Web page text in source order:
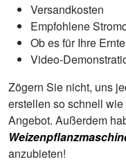
Versandkosten
Empfohlene
Ob es für Ihre
Video-
Zögern Sie nicht, uns
erstellen so schnell
Angebot. Außerdem
anzubieten!